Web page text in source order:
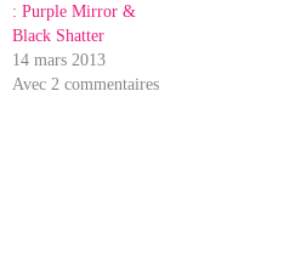
: Purple Mirror &
Black Shatter
14 mars 2013
Avec 2 commentaires